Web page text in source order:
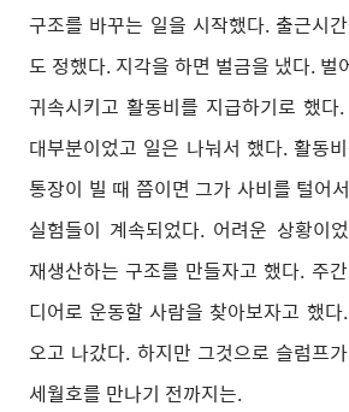
구조를 바꾸는 일을 시작했다. 출근시
도 정했다. 지각을 하면 벌금을 냈다. 벌
귀속시키고 활동비를 지급하기로 했다
대부분이었고 일은 나눠서 했다. 활동
통장이 빌 때 쯤이면 그가 사비를 털어
실험들이 계속되었다. 어려운 상황이
재생산하는 구조를 만들자고 했다. 주
디어로 운동할 사람을 찾아보자고 했
오고 나갔다. 하지만 그것으로 슬럼프
세월호를 만나기 전까지는.